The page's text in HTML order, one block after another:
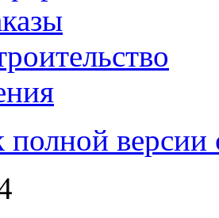
версии